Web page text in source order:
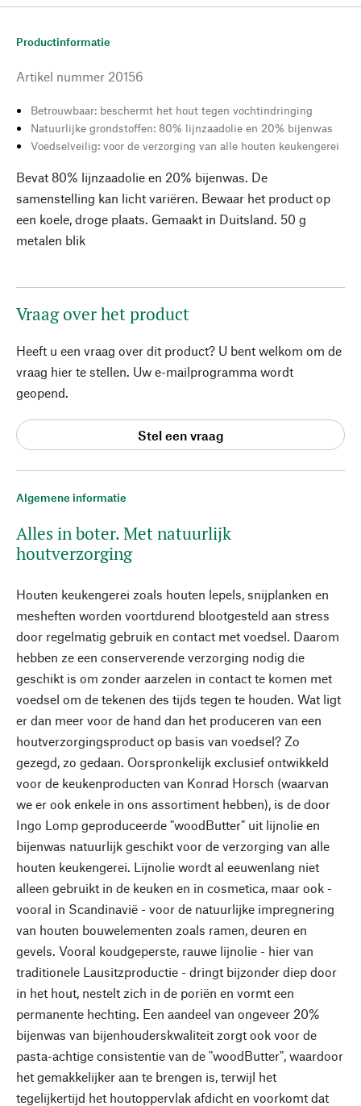
Algemene informatie
Alles in boter. Met natuurlijk
houtverzorging
Houten keukengerei zoals houten lepels, snijplanken en
mesheften worden voortdurend blootgesteld aan stress
door regelmatig gebruik en contact met voedsel. Daarom
hebben ze een conserverende verzorging nodig die
geschikt is om zonder aarzelen in contact te komen met
voedsel om de tekenen des tijds tegen te houden. Wat ligt
er dan meer voor de hand dan het produceren van een
houtverzorgingsproduct op basis van voedsel? Zo
gezegd, zo gedaan. Oorspronkelijk exclusief ontwikkeld
voor de keukenproducten van Konrad Horsch (waarvan
we er ook enkele in ons assortiment hebben), is de door
Ingo Lomp geproduceerde "woodButter" uit lijnolie en
bijenwas natuurlijk geschikt voor de verzorging van alle
houten keukengerei. Lijnolie wordt al eeuwenlang niet
alleen gebruikt in de keuken en in cosmetica, maar ook -
vooral in Scandinavië - voor de natuurlijke impregnering
van houten bouwelementen zoals ramen, deuren en
gevels. Vooral koudgeperste, rauwe lijnolie - hier van
traditionele Lausitzproductie - dringt bijzonder diep door
in het hout, nestelt zich in de poriën en vormt een
permanente hechting. Een aandeel van ongeveer 20%
bijenwas van bijenhouderskwaliteit zorgt ook voor de
pasta-achtige consistentie van de "woodButter", waardoor
het gemakkelijker aan te brengen is, terwijl het
tegelijkertijd het houtoppervlak afdicht en voorkomt dat
Productinformatie
Artikel nummer 20156
Betrouwbaar: beschermt het hout tegen vochtindringing
Natuurlijke grondstoffen: 80% lijnzaadolie en 20% bijenwas
Voedselveilig: voor de verzorging van alle houten keukengerei
Bevat 80% lijnzaadolie en 20% bijenwas. De
samenstelling kan licht variëren. Bewaar het product op
een koele, droge plaats. Gemaakt in Duitsland. 50 g
metalen blik
Vraag over het product
Heeft u een vraag over dit product? U bent welkom om de
vraag hier te stellen. Uw e-mailprogramma wordt
geopend.
Stel een vraag